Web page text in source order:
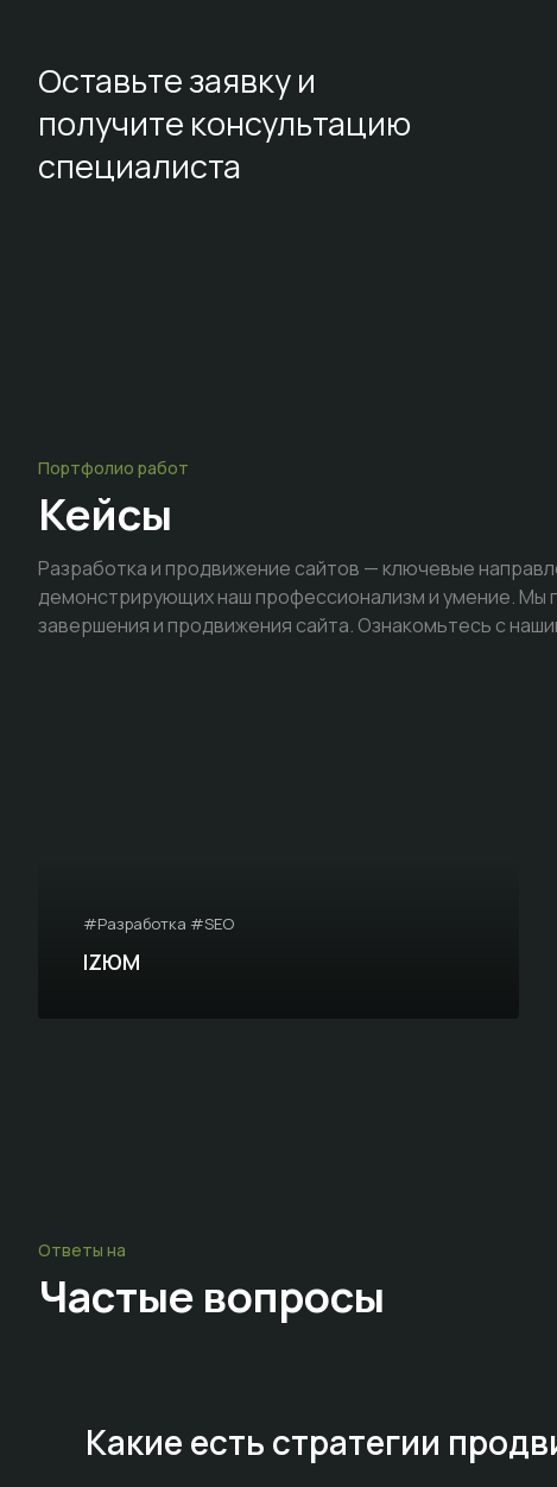
Оставьте заявку и
получите консультацию
специалиста
Портфолио работ
Кейсы
Разработка и продвижение сайтов — ключевые
демонстрирующих наш профессионализм и умение. Мы
завершения и продвижения сайта. Ознакомьтесь с
#Разработка #SEO
IZЮМ
Ответы на
Частые вопросы
Какие есть стратегии